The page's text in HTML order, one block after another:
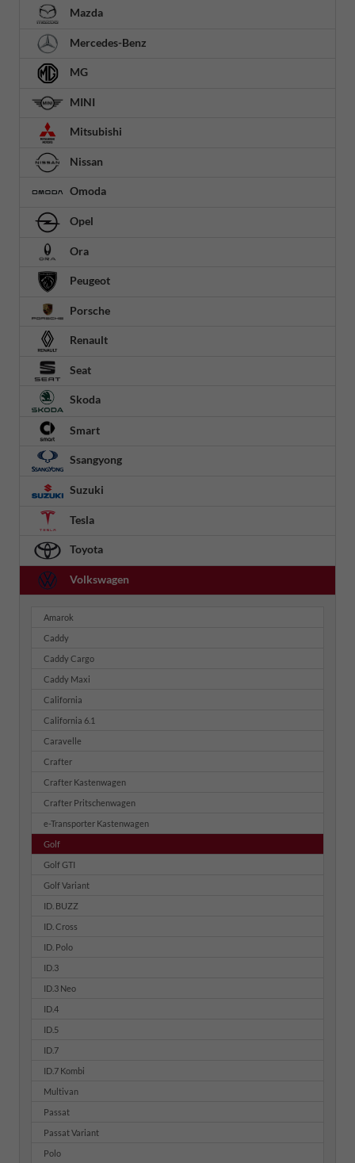
Mazda
Mercedes-Benz
MG
MINI
Mitsubishi
Nissan
Omoda
Opel
Ora
Peugeot
Porsche
Renault
Seat
Skoda
Smart
Ssangyong
Suzuki
Tesla
Toyota
Volkswagen
Amarok
Caddy
Caddy Cargo
Caddy Maxi
California
California 6.1
Caravelle
Crafter
Crafter Kastenwagen
Crafter Pritschenwagen
e-Transporter Kastenwagen
Golf
Golf GTI
Golf Variant
ID. BUZZ
ID. Cross
ID. Polo
ID.3
ID.3 Neo
ID.4
ID.5
ID.7
ID.7 Kombi
Multivan
Passat
Passat Variant
Polo